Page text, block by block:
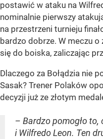
postawić w ataku na
nominalnie pierwszy
na przestrzeni turnieju
bardzo dobrze. W meczu
się do boiska, zaliczając
Dlaczego za Bołądzia nie
Sasak? Trener Polaków
decyzji już ze złotym
– Bardzo pomogło to,
i Wilfredo Leon. Ten